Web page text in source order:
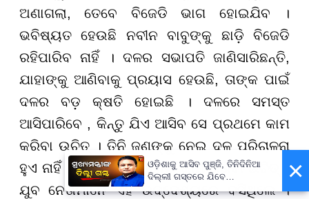
ଅଣାଗଲା, ତେବେ ବିଜେଡି ଭାଗ ହୋଇଯିବ ।
ଭବିଷ୍ୟତ ହେଉଛି ନବୀନ ବାବୁଙ୍କୁ ଛାଡ଼ି ବିଜେଡି
ରହିପାରିବ ନାହିଁ । ଦଳର ସଭାପତି ଜାଣିସାରିଛନ୍ତି,
ଯାହାଙ୍କୁ ଆଣିବାକୁ ପ୍ରୟାସ ହେଉଛି, ତାଙ୍କ ପାଇଁ
ଦଳର ବଡ଼ କ୍ଷତି ହୋଇଛି । ଦଳରେ ସମସ୍ତ
ଆସିପାରିବେ , କିନ୍ତୁ ଯିଏ ଆସିବ ସେ ପ୍ରଥମେ କାମ
କରିବା ଉଚିତ୍ । ତିନି ଜଣଙ୍କୁ ନେଇ ଦଳ ପରିଚାଳନା
ହୁଏ ନାହିଁ । ଗୋଟିଏ ଟିମ୍ ହୋଇ କାମ କରିବା ଉଚିତ୍ ।
ଯୁବ ନେତାମାନେ ଏହି ଉଦ୍ଦେଶ୍ୟରେ ବସିଥିଲେ ।
×
ଓଡ଼ିଶାକୁ ଆସିବ ପୁଞ୍ଜି, ତିନିଦିନିଆ
ଦିଲ୍ଲୀ ଗସ୍ତରେ ଯିବେ
ମୁଖ୍ୟମନ୍ତ୍ରୀ ମୋହନ ମାଝୀ